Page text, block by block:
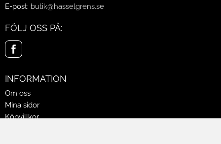
E-post: butik@hasselgrens.se
FÖLJ OSS PÅ:
INFORMATION
Om oss
Mina sidor
Köpvillkor